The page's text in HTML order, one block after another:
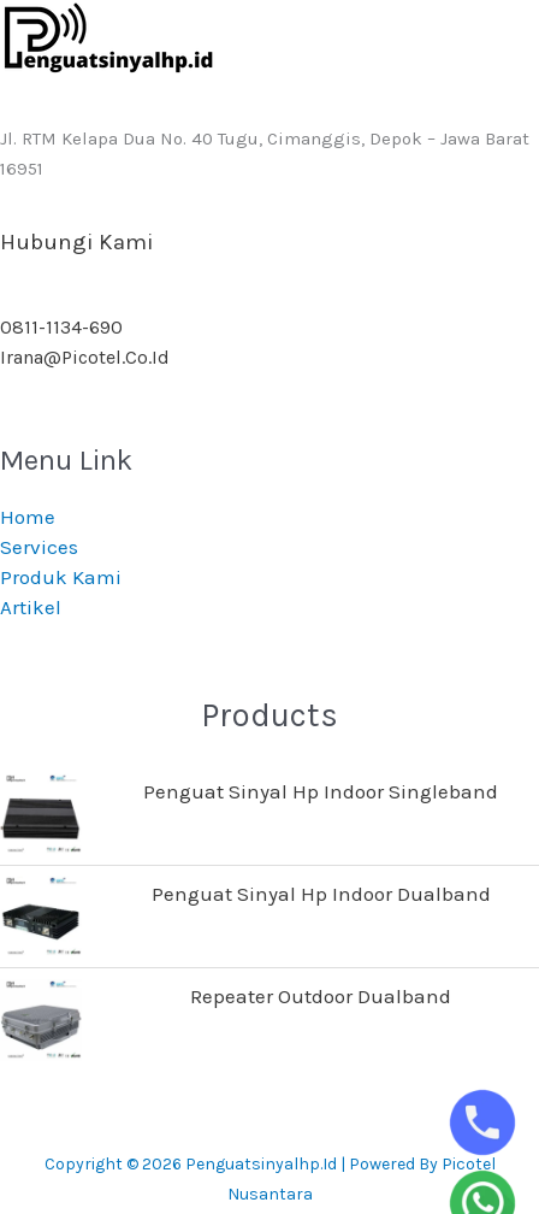
Jl. RTM Kelapa Dua No. 40 Tugu, Cimanggis, Depok – Jawa Barat
16951
Hubungi Kami
0811-1134-690
Irana@picotel.co.id
Menu Link
Home
Services
Produk Kami
Artikel
Products
Penguat Sinyal Hp Indoor Singleband
Penguat Sinyal Hp Indoor Dualband
Repeater Outdoor Dualband
Copyright © 2026 Penguatsinyalhp.id | Powered By Picotel
Nusantara